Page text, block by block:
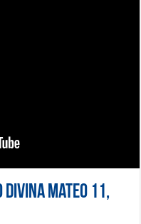
Mateo 11,